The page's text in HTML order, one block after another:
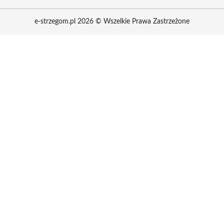
e-strzegom.pl 2026 © Wszelkie Prawa Zastrzeżone